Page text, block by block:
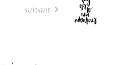
suivant